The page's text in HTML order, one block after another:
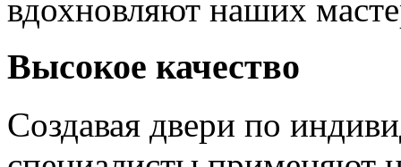
вдохновляют наших
Высокое качество
Создавая двери по